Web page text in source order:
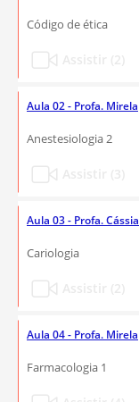
Código de ética
Aula 02 - Profa. Mirela
Anestesiologia 2
Aula 03 - Profa. Cássia
Cariologia
Aula 04 - Profa. Mirela
Farmacologia 1